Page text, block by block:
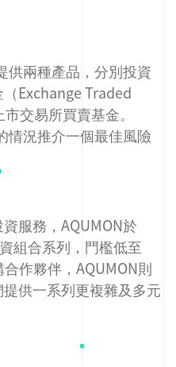
供兩種產品，分別投資
Exchange Traded
交易所買賣基金。
情況推介一個最佳風險
服務，AQUMON於
組合系列，門檻低至
作夥伴，AQUMON則
供一系列更複雜及多元